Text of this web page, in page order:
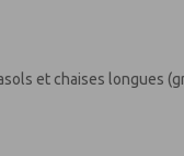
et chaises longues